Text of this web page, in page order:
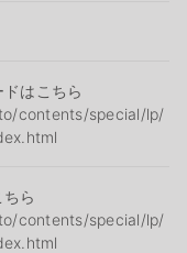
はこちら
contents/special/lp/
ら
contents/special/lp/